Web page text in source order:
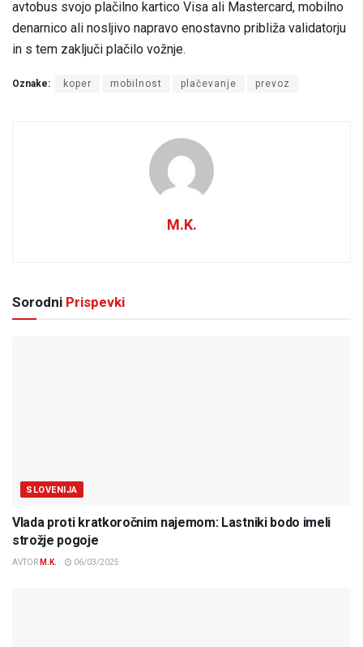
avtobus svojo plačilno kartico Visa ali Mastercard, mobilno
denarnico ali nosljivo napravo enostavno približa validatorju
in s tem zaključi plačilo vožnje.
Oznake: koper mobilnost plačevanje prevoz
M.K.
Sorodni Prispevki
SLOVENIJA
Vlada proti kratkoročnim najemom: Lastniki bodo imeli
strožje pogoje
AVTOR M.K. 06/03/2025